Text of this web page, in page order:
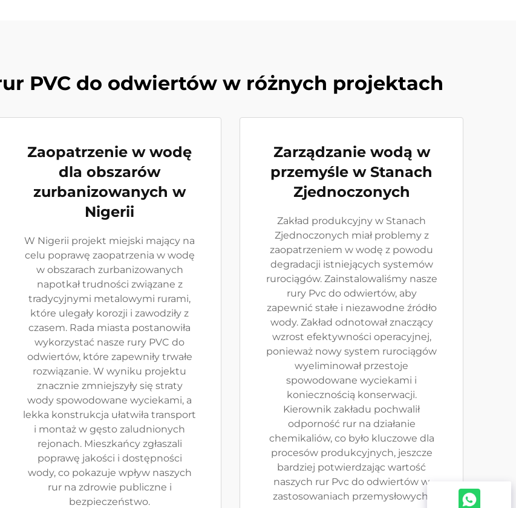
PVC do odwiertów w różnych projektach
Zaopatrzenie w wodę
dla obszarów
zurbanizowanych w
Nigerii
W Nigerii projekt miejski mający na
celu poprawę zaopatrzenia w wodę
w obszarach zurbanizowanych
napotkał trudności związane z
tradycyjnymi metalowymi rurami,
które ulegały korozji i zawodziły z
czasem. Rada miasta postanowiła
wykorzystać nasze rury PVC do
odwiertów, które zapewniły trwałe
rozwiązanie. W wyniku projektu
znacznie zmniejszyły się straty
wody spowodowane wyciekami, a
lekka konstrukcja ułatwiła transport
i montaż w gęsto zaludnionych
rejonach. Mieszkańcy zgłaszali
poprawę jakości i dostępności
wody, co pokazuje wpływ naszych
rur na zdrowie publiczne i
bezpieczeństwo.
Zarządzanie wodą w
przemyśle w Stanach
Zjednoczonych
Zakład produkcyjny w Stanach
Zjednoczonych miał problemy z
zaopatrzeniem w wodę z powodu
degradacji istniejących systemów
rurociągów. Zainstalowaliśmy nasze
rury Pvc do odwiertów, aby
zapewnić stałe i niezawodne źródło
wody. Zakład odnotował znaczący
wzrost efektywności operacyjnej,
ponieważ nowy system rurociągów
wyeliminował przestoje
spowodowane wyciekami i
koniecznością konserwacji.
Kierownik zakładu pochwalił
odporność rur na działanie
chemikaliów, co było kluczowe dla
procesów produkcyjnych, jeszcze
bardziej potwierdzając wartość
naszych rur Pvc do odwiertów w
zastosowaniach przemysłowych.